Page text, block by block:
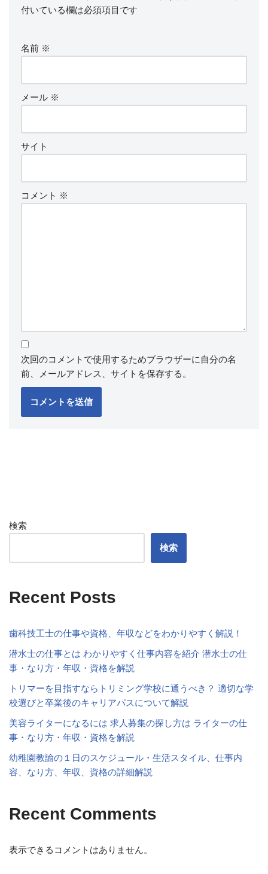
付いている欄は必須項目です
名前 ※
メール ※
サイト
コメント ※
次回のコメントで使用するためブラウザーに自分の名
前、メールアドレス、サイトを保存する。
検索
検索
Recent Posts
歯科技工士の仕事や資格、年収などをわかりやすく解説！
潜水士の仕事とは わかりやすく仕事内容を紹介 潜水士の仕
事・なり方・年収・資格を解説
トリマーを目指すならトリミング学校に通うべき？ 適切な学
校選びと卒業後のキャリアパスについて解説
美容ライターになるには 求人募集の探し方は ライターの仕
事・なり方・年収・資格を解説
幼稚園教諭の１日のスケジュール・生活スタイル、仕事内
容、なり方、年収、資格の詳細解説
Recent Comments
表示できるコメントはありません。